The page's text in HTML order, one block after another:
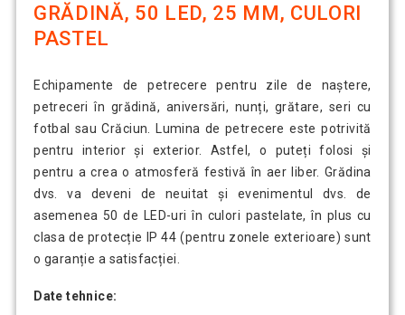
GRĂDINĂ, 50 LED, 25 MM, CULORI
PASTEL
Echipamente de petrecere pentru zile de naștere,
petreceri în grădină, aniversări, nunți, grătare, seri cu
fotbal sau Crăciun. Lumina de petrecere este potrivită
pentru interior și exterior. Astfel, o puteți folosi și
pentru a crea o atmosferă festivă în aer liber. Grădina
dvs. va deveni de neuitat și evenimentul dvs. de
asemenea 50 de LED-uri în culori pastelate, în plus cu
clasa de protecție IP 44 (pentru zonele exterioare) sunt
o garanție a satisfacției.
Date tehnice: